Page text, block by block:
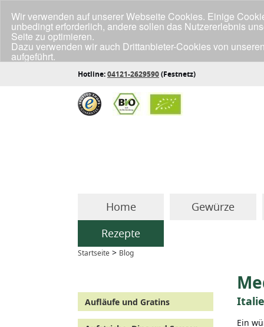
Hotline:04121-2629590(Festnetz)
Home Gewürze
Rezepte
Startseite > Blog
Aufläufe und Gratins
Ein
Wir verwenden auf unserer Webseite Cookies. Einige
unbedingt erforderlich, andere sollen das Nutzererlebnis
Seite zu optimieren.
Dazu verwenden wir auch Drittanbieter-Cookies von
aufgeführt.
Klicke unten auf "Annehmen", wenn du mit der